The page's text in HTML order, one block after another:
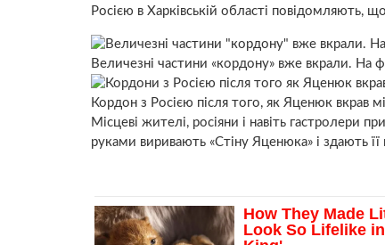
Росією в Харківській області повідомляють,
Величезні частини «кордону» вже вкрали.
Кордон з Росією після того, як Яценюк вкрав
Місцеві жителі, росіяни і навіть гастролери
руками виривають «Стіну Яценюка» і здають